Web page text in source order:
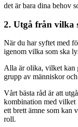
det är bara dina behov
2. Utgå från vilka
När du har syftet med
igenom vilka som ska
Alla är olika, vilket kan
grupp av människor
Vårt bästa råd är att
kombination med vilket
ett brett ämne som kan
roll.